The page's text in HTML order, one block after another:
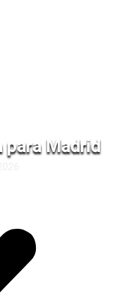
para Madrid